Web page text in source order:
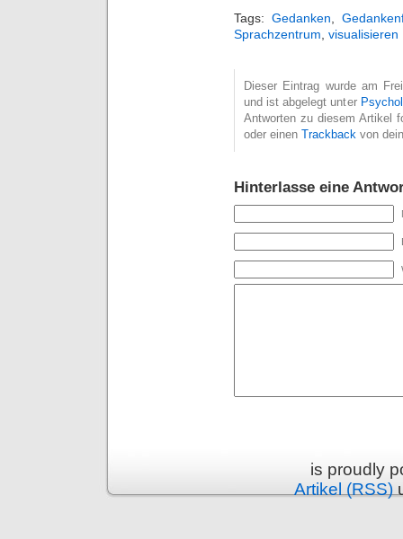
Tags: Gedanken
Sprachzentrum visualisieren
Dieser Eintrag wurde am
und ist abgelegt unter
Antworten zu diesem Artikel
oder einen Trackback von
Hinterlasse eine
is proudly
Artikel (RSS)